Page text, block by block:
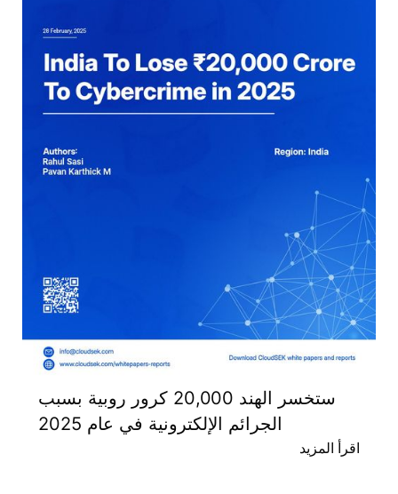
ستخسر الهند 20,000 كرور روبية بسبب
الجرائم الإلكترونية في عام 2025
اقرأ المزيد